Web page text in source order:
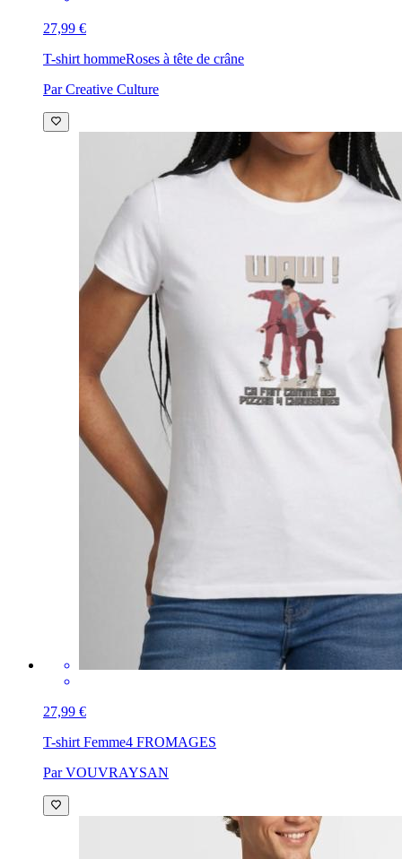
27,99 €
T-shirt hommeRoses à tête de crâne
Par Creative Culture
27,99 €
T-shirt Femme4 FROMAGES
Par VOUVRAYSAN